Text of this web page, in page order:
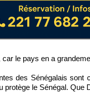
car le pays en a
des Sénégalais sont
protège le Sénégal. Que